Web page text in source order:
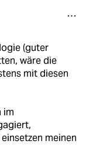
(guter
wäre die
mit diesen
im
meinen